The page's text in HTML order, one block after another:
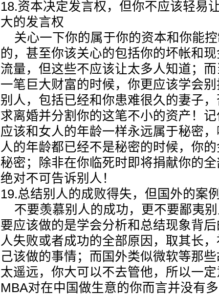
18.资本决定发言权，但你不应该轻易
大的发言权
关心一下你的属于你的资本和你能
的，甚至你该关心的包括你的坏帐和
流量，但这些不应该让太多人知道；
一笔巨大财富的时候，你更应该学会
别人，包括已经和你患难很久的妻子
求离婚并分割你的这笔不小的资产！
应该和女人的年龄一样永远属于秘密
人的年龄都已经不是秘密的时候，你
秘密；除非在你临死时即将捐献你的
绝对不可告诉别人！
19.总结别人的成败得失，但国外的案
不要羡慕别人的成功，更不要鄙夷
要应该做的是学会分析和总结现象背
人失败或者成功的全部原因，取其长
己该做的事情；而国外类似微软等那
太遥远，你大可以不去管他，所以一
MBA对在中国做生意的你而言并没有